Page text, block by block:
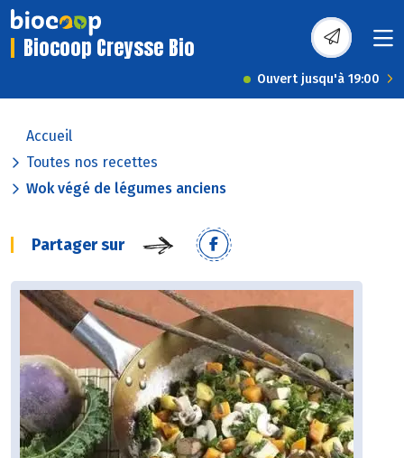
Biocoop Creysse Bio
Ouvert jusqu'à 19:00
Accueil
Toutes nos recettes
Wok végé de légumes anciens
Partager sur